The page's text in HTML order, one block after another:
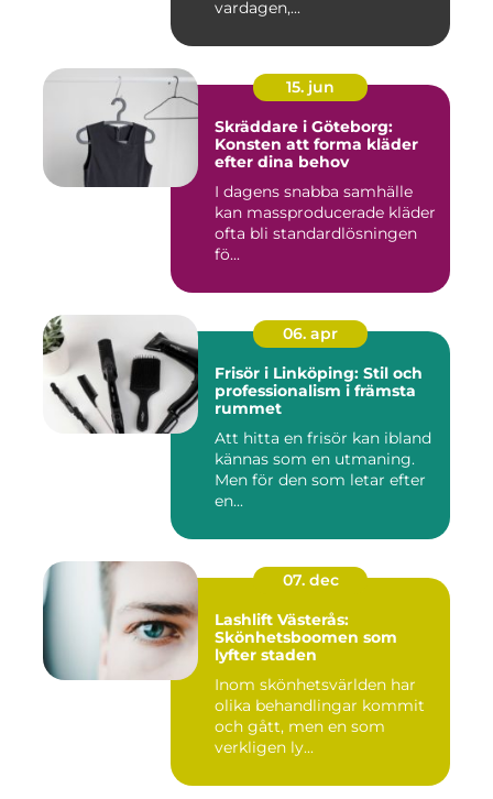
vardagen,...
15. jun
Skräddare i Göteborg:
Konsten att forma kläder
efter dina behov
I dagens snabba samhälle
kan massproducerade kläder
ofta bli standardlösningen
fö...
06. apr
Frisör i Linköping: Stil och
professionalism i främsta
rummet
Att hitta en frisör kan ibland
kännas som en utmaning.
Men för den som letar efter
en...
07. dec
Lashlift Västerås:
Skönhetsboomen som
lyfter staden
Inom skönhetsvärlden har
olika behandlingar kommit
och gått, men en som
verkligen ly...